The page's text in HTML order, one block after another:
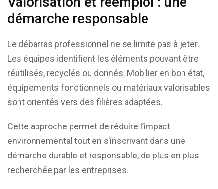
démarche responsable
Le débarras professionnel ne se limite pas à jeter.
Les équipes identifient les éléments pouvant être
réutilisés, recyclés ou donnés. Mobilier en bon état,
équipements fonctionnels ou matériaux valorisables
sont orientés vers des filières adaptées.
Cette approche permet de réduire l’impact
environnemental tout en s’inscrivant dans une
démarche durable et responsable, de plus en plus
recherchée par les entreprises.